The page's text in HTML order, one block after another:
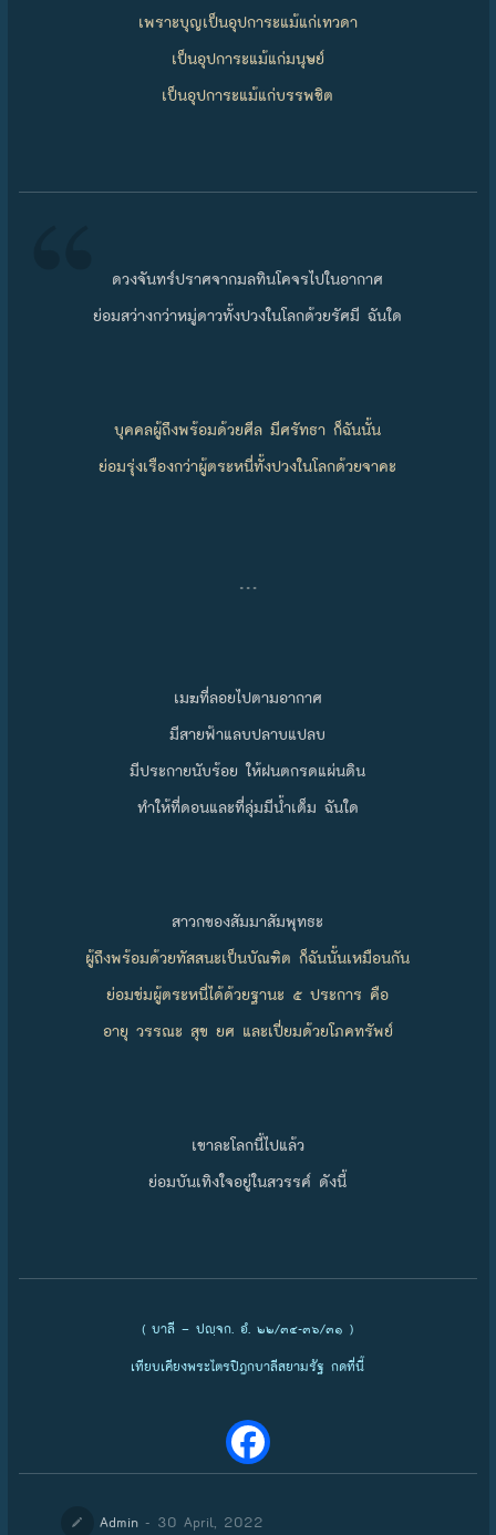
เพราะบุญเป็นอุปการะแม้แก่เทวดา
เป็นอุปการะแม้แก่มนุษย์
เป็นอุปการะแม้แก่บรรพชิต
ดวงจันทร์ปราศจากมลทินโคจรไปในอากาศ
ย่อมสว่างกว่าหมู่ดาวทั้งปวงในโลกด้วยรัศมี ฉันใด
บุคคลผู้ถึงพร้อมด้วยศีล มีศรัทธา ก็ฉันนั้น
ย่อมรุ่งเรืองกว่าผู้ตระหนี่ทั้งปวงในโลกด้วยจาคะ
…
เมฆที่ลอยไปตามอากาศ
มีสายฟ้าแลบปลาบแปลบ
มีประกายนับร้อย ให้ฝนตกรดแผ่นดิน
ทำให้ที่ดอนและที่ลุ่มมีน้ำเต็ม ฉันใด
สาวกของสัมมาสัมพุทธะ
ผู้ถึงพร้อมด้วยทัสสนะเป็นบัณฑิต ก็ฉันนั้นเหมือนกัน
ย่อมข่มผู้ตระหนี่ได้ด้วยฐานะ ๕ ประการ คือ
อายุ วรรณะ สุข ยศ และเปี่ยมด้วยโภคทรัพย์
เขาละโลกนี้ไปแล้ว
ย่อมบันเทิงใจอยู่ในสวรรค์ ดังนี้
( บาลี – ปญฺจก. อํ. ๒๒/๓๔-๓๖/๓๑ )
เทียบเคียงพระไตรปิฎกบาลีสยามรัฐ กดที่นี้
Admin- 30 April, 2022